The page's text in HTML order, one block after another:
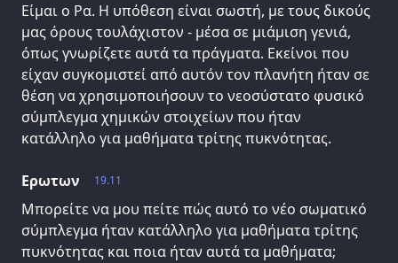
Είμαι ο Ρα. Η υπόθεση είναι σωστή, με τους δικούς
μας όρους τουλάχιστον - μέσα σε μιάμιση γενιά,
όπως γνωρίζετε αυτά τα πράγματα. Εκείνοι που
είχαν συγκομιστεί από αυτόν τον πλανήτη ήταν σε
θέση να χρησιμοποιήσουν το νεοσύστατο φυσικό
σύμπλεγμα χημικών στοιχείων που ήταν
κατάλληλο για μαθήματα τρίτης πυκνότητας.
19.11
Ερωτων
Μπορείτε να μου πείτε πώς αυτό το νέο σωματικό
σύμπλεγμα ήταν κατάλληλο για μαθήματα τρίτης
πυκνότητας και ποια ήταν αυτά τα μαθήματα;